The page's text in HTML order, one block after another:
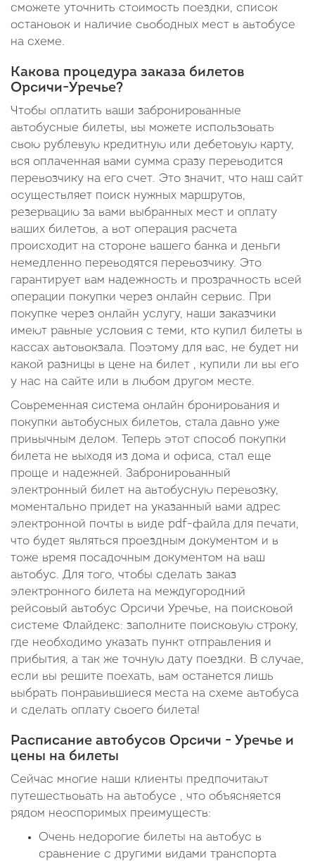
сможете уточнить стоимость поездки, список
остановок и наличие свободных мест в автобусе
на схеме.
Какова процедура заказа билетов
Орсичи-Уречье?
Чтобы оплатить ваши забронированные
автобусные билеты, вы можете использовать
свою рублевую кредитную или дебетовую карту,
вся оплаченная вами сумма сразу переводится
перевозчику на его счет. Это значит, что наш сайт
осуществляет поиск нужных маршрутов,
резервацию за вами выбранных мест и оплату
ваших билетов, а вот операция расчета
происходит на стороне вашего банка и деньги
немедленно переводятся перевозчику. Это
гарантирует вам надежность и прозрачность всей
операции покупки через онлайн сервис. При
покупке через онлайн услугу, наши заказчики
имеют равные условия с теми, кто купил билеты в
кассах автовокзала. Поэтому для вас, не будет ни
какой разницы в цене на билет , купили ли вы его
у нас на сайте или в любом другом месте.
Современная система онлайн бронирования и
покупки автобусных билетов, стала давно уже
привычным делом. Теперь этот способ покупки
билета не выходя из дома и офиса, стал еще
проще и надежней. Забронированный
электронный билет на автобусную перевозку,
моментально придет на указанный вами адрес
электронной почты в виде pdf-файла для печати,
что будет являться проездным документом и в
тоже время посадочным документом на ваш
автобус. Для того, чтобы сделать заказ
электронного билета на междугородний
рейсовый автобус Орсичи Уречье, на поисковой
системе Флайдекс: заполните поисковую строку,
где необходимо указать пункт отправления и
прибытия, а так же точную дату поездки. В случае,
если вы решите поехать, вам останется лишь
выбрать понравившиеся места на схеме автобуса
и сделать оплату своего билета!
Расписание автобусов Орсичи - Уречье и
цены на билеты
Сейчас многие наши клиенты предпочитают
путешествовать на автобусе , что объясняется
рядом неоспоримых преимуществ:
Очень недорогие билеты на автобус в
сравнение с другими видами транспорта